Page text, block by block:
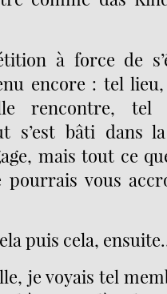
à force de
encore : tel
rencontre, tel
s’est bâti dans
mais tout ce
pourrais vous
puis cela,
je voyais tel